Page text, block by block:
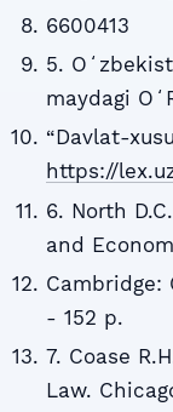
6600413
5.
maydagi
“Davlat-
https://
6. North
and
Cambridge:
- 152 p.
7. Coase
Law.